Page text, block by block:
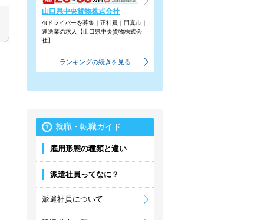
山口県中央貨物株式会社
4tドライバーを募集｜正社員｜門真市｜
運送業の求人【山口県中央貨物株式会
社】
ランキングの続きを見る
就職・転職ガイド
雇用形態の種類と違い
派遣社員ってなに？
派遣社員について